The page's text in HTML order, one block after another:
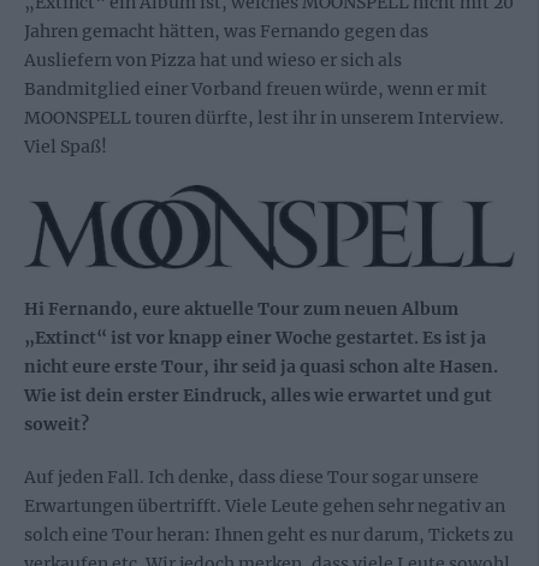
Jahren gemacht hätten, was Fernando gegen das
Ausliefern von Pizza hat und wieso er sich als
Bandmitglied einer Vorband freuen würde, wenn er mit
MOONSPELL touren dürfte, lest ihr in unserem Interview.
Viel Spaß!
Hi Fernando, eure aktuelle Tour zum neuen Album
„Extinct“ ist vor knapp einer Woche gestartet. Es ist ja
nicht eure erste Tour, ihr seid ja quasi schon alte Hasen.
Wie ist dein erster Eindruck, alles wie erwartet und gut
soweit?
Auf jeden Fall. Ich denke, dass diese Tour sogar unsere
Erwartungen übertrifft. Viele Leute gehen sehr negativ an
solch eine Tour heran: Ihnen geht es nur darum, Tickets zu